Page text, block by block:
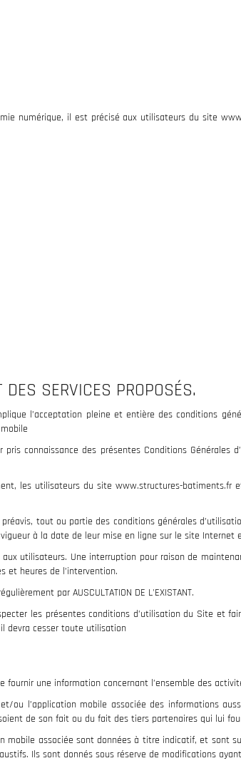
numérique, il est précisé aux utilisateurs du site
SERVICES PROPOSÉS.
l’acceptation pleine et entière des conditions
connaissance des présentes Conditions Générales
les utilisateurs du site www.structures-batiments.fr
préavis, tout ou partie des conditions générales
à la date de leur mise en ligne sur le site Internet
utilisateurs. Une interruption pour raison de
et heures de l’intervention.
par AUSCULTATION DE L'EXISTANT.
les présentes conditions d’utilisation du Site et
devra cesser toute utilisation
une information concernant l’ensemble des
et/ou l’application mobile associée des informations
de son fait ou du fait des tiers partenaires qui lui
associée sont données à titre indicatif, et sont
Ils sont donnés sous réserve de modifications